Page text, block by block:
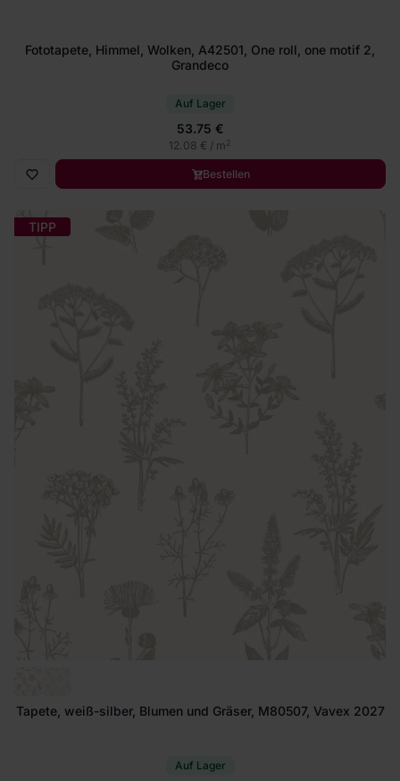
Fototapete, Himmel, Wolken, A42501, One roll, one motif 2,
Grandeco
Auf Lager
53.75 €
12.08 € / m2
Bestellen
TIPP
Tapete, weiß-silber, Blumen und Gräser, M80507, Vavex 2027
Auf Lager